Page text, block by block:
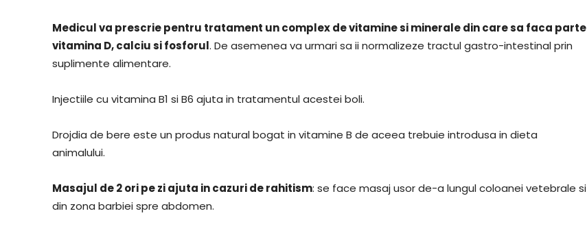
Medicul va prescrie pentru tratament un complex de vitamine si minerale din care sa faca parte
vitamina D, calciu si fosforul. De asemenea va urmari sa ii normalizeze tractul gastro-intestinal prin
suplimente alimentare.
Injectiile cu vitamina B1 si B6 ajuta in tratamentul acestei boli.
Drojdia de bere este un produs natural bogat in vitamine B de aceea trebuie introdusa in dieta
animalului.
Masajul de 2 ori pe zi ajuta in cazuri de rahitism: se face masaj usor de-a lungul coloanei vetebrale si
din zona barbiei spre abdomen.